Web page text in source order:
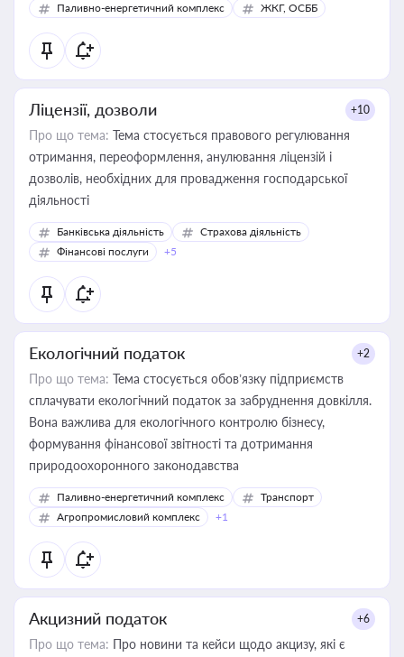
Паливно-енергетичний комплекс ЖКГ, ОСББ
Ліцензії, дозволи +10
Про що тема: Тема стосується правового регулювання
отримання, переоформлення, анулювання ліцензій і
дозволів, необхідних для провадження господарської
діяльності
Банківська діяльність
Страхова діяльність
Фінансові послуги
+5
Екологічний податок +2
Про що тема: Тема стосується обов’язку підприємств
сплачувати екологічний податок за забруднення довкілля.
Вона важлива для екологічного контролю бізнесу,
формування фінансової звітності та дотримання
природоохоронного законодавства
Паливно-енергетичний комплекс
Транспорт
Агропромисловий комплекс
+1
Акцизний податок +6
Про що тема: Про новини та кейси щодо акцизу, які є